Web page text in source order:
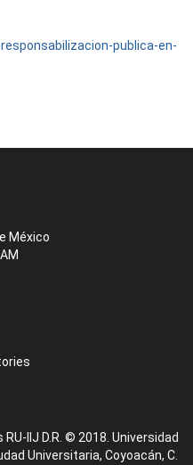
publica-en-
México
IIJ D.R. © 2018. Universidad
Universitaria, Coyoacán, C.